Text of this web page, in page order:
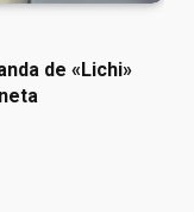
de «Lichi»